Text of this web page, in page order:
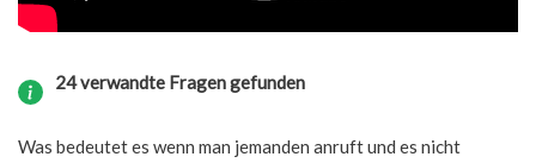
24 verwandte Fragen gefunden
Was bedeutet es wenn man jemanden anruft und es nicht